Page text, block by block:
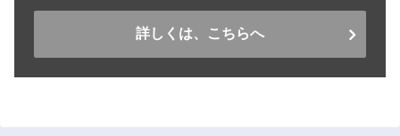
詳しくは、こちらへ